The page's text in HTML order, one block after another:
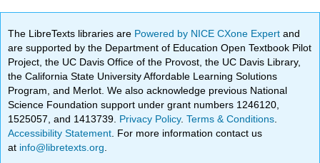
The LibreTexts libraries are Powered by NICE CXone Expertand
are supported by the Department of Education Open Textbook Pilot
Project, the UC Davis Office of the Provost, the UC Davis Library,
the California State University Affordable Learning Solutions
Program, and Merlot. We also acknowledge previous National
Science Foundation support under grant numbers 1246120,
1525057, and 1413739. Privacy Policy.Terms & Conditions
Accessibility Statement . For more information contact us
at info@libretexts.org